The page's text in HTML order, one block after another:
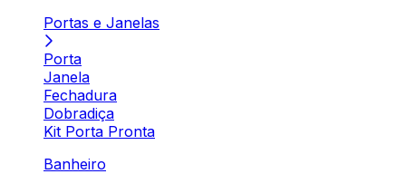
Portas e Janelas
Porta
Janela
Fechadura
Dobradiça
Kit Porta Pronta
Banheiro